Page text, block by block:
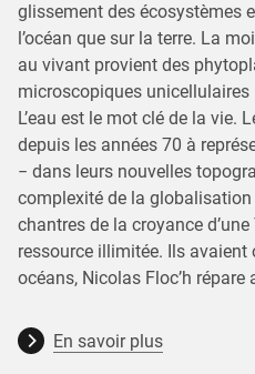
glissement des écosystèmes
l’océan que sur la terre. La
au vivant provient des
microscopiques unicellulaires
L’eau est le mot clé de la vie.
depuis les années 70 à
− dans leurs nouvelles
complexité de la
chantres de la croyance
ressource illimitée. Ils avaient
océans, Nicolas Floc’h répare
En savoir plus